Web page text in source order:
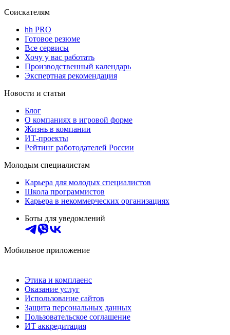
Соискателям
hh PRO
Готовое резюме
Все сервисы
Хочу у вас работать
Производственный календарь
Экспертная рекомендация
Новости и статьи
Блог
О компаниях в игровой форме
Жизнь в компании
ИТ-проекты
Рейтинг работодателей России
Молодым специалистам
Карьера для молодых специалистов
Школа программистов
Карьера в некоммерческих организациях
Боты для уведомлений
Мобильное приложение
Этика и комплаенс
Оказание услуг
Использование сайтов
Защита персональных данных
Пользовательское соглашение
ИТ аккредитация